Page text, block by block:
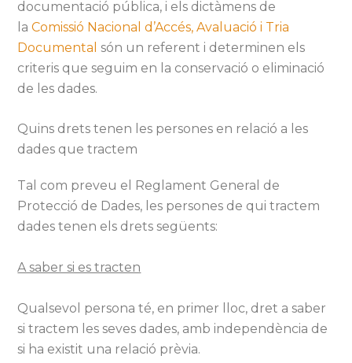
documentació pública, i els dictàmens de
laComissió Nacional d’Accés, Avaluació i Tria
Documental són un referent i determinen els
criteris que seguim en la conservació o eliminació
de les dades.
Quins drets tenen les persones en relació a les
dades que tractem
Tal com preveu el Reglament General de
Protecció de Dades, les persones de qui tractem
dades tenen els drets següents:
A saber si es tracten
Qualsevol persona té, en primer lloc, dret a saber
si tractem les seves dades, amb independència de
si ha existit una relació prèvia.